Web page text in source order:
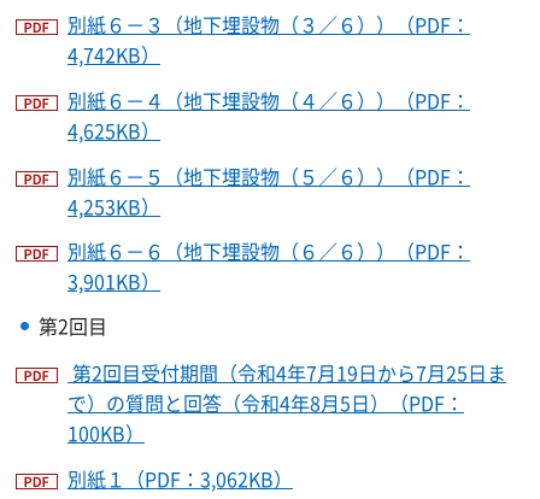
別紙６－３（地下埋設物（３／６））（PDF：
4,742KB）
別紙６－４（地下埋設物（４／６））（PDF：
4,625KB）
別紙６－５（地下埋設物（５／６））（PDF：
4,253KB）
別紙６－６（地下埋設物（６／６））（PDF：
3,901KB）
第2回目
第2回目受付期間（令和4年7月19日から7月25日ま
で）の質問と回答（令和4年8月5日）（PDF：
100KB）
別紙１（PDF：3,062KB）